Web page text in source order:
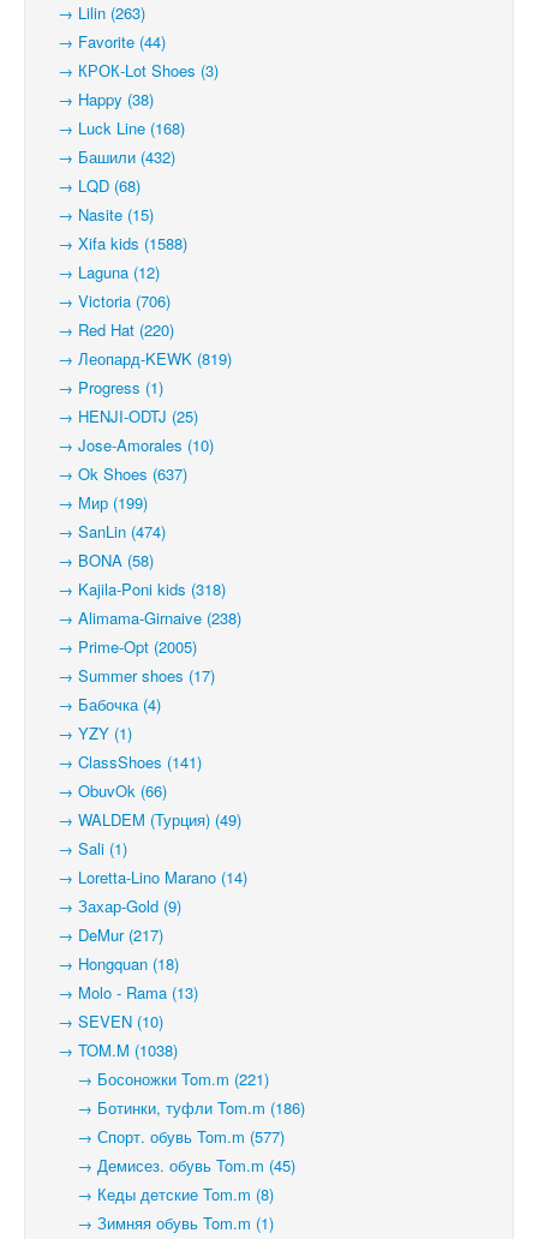
→ Lilin (263)
→ Favorite (44)
→ КРОК-Lot Shoes (3)
→ Happy (38)
→ Luck Line (168)
→ Башили (432)
→ LQD (68)
→ Nasite (15)
→ Xifa kids (1588)
→ Laguna (12)
→ Victoria (706)
→ Red Hat (220)
→ Леопард-KEWK (819)
→ Progress (1)
→ HENJI-ODTJ (25)
→ Jose-Amorales (10)
→ Ok Shoes (637)
→ Мир (199)
→ SanLin (474)
→ BONA (58)
→ Kajila-Poni kids (318)
→ Alimama-Girnaive (238)
→ Prime-Opt (2005)
→ Summer shoes (17)
→ Бабочка (4)
→ YZY (1)
→ ClassShoes (141)
→ ObuvOk (66)
→ WALDEM (Турция) (49)
→ Sali (1)
→ Loretta-Lino Marano (14)
→ Захар-Gold (9)
→ DeMur (217)
→ Hongquan (18)
→ Molo - Rama (13)
→ SEVEN (10)
→ TOM.M (1038)
→ Босоножки Tom.m (221)
→ Ботинки, туфли Tom.m (186)
→ Спорт. обувь Tom.m (577)
→ Демисез. обувь Tom.m (45)
→ Кеды детские Tom.m (8)
→ Зимняя обувь Tom.m (1)